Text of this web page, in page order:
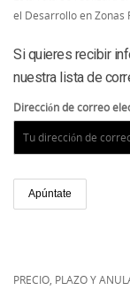
el Desarrollo en Zonas
Si quieres recibir
nuestra lista de
Dirección de correo
PRECIO, PLAZO Y